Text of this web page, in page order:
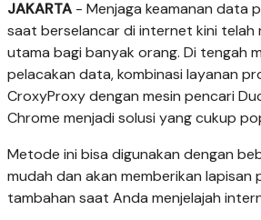
JAKARTA - Menjaga keamanan data
saat berselancar di internet kini telah
utama bagi banyak orang. Di tengah
pelacakan data, kombinasi layanan
CroxyProxy dengan mesin pencari
Chrome menjadi solusi yang cukup
Metode ini bisa digunakan dengan
mudah dan akan memberikan lapisan
tambahan saat Anda menjelajah